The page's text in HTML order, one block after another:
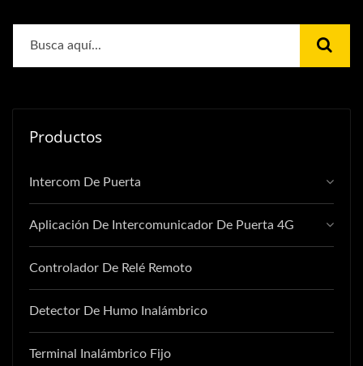
Productos
Intercom De Puerta
Aplicación De Intercomunicador De Puerta 4G
Controlador De Relé Remoto
Detector De Humo Inalámbrico
Terminal Inalámbrico Fijo